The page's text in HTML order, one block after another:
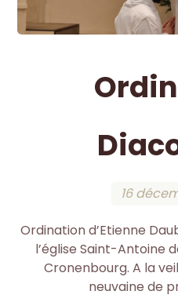
16
Ordination d’Etienne
l’église Saint-Antoine
Cronenbourg. A la
neuvaine de